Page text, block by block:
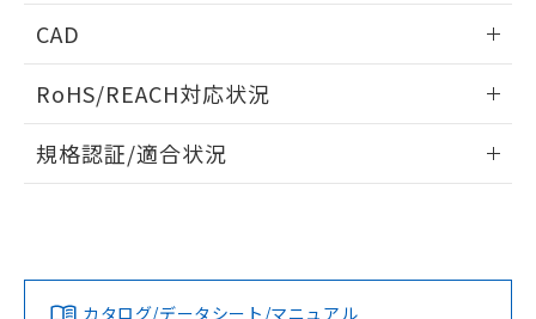
CAD
ドすることができます。
ログイン/会員登録
ダウンロードデータをご利用いただく前に、以下を必ずお読
みください。
RoHS/REACH対応状況
EU RoHS 注意事項・凡例
規格認証/適合状況
カタログ/データシート/マニュアル
り、2022年1月12日より割愛しておりま